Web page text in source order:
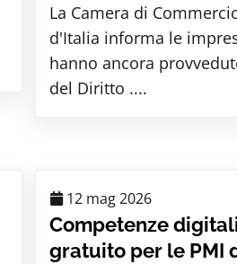
La Camera di
d'Italia informa le
hanno ancora
del Diritto ....
12 mag 2026
Competenze
gratuito per le PMI